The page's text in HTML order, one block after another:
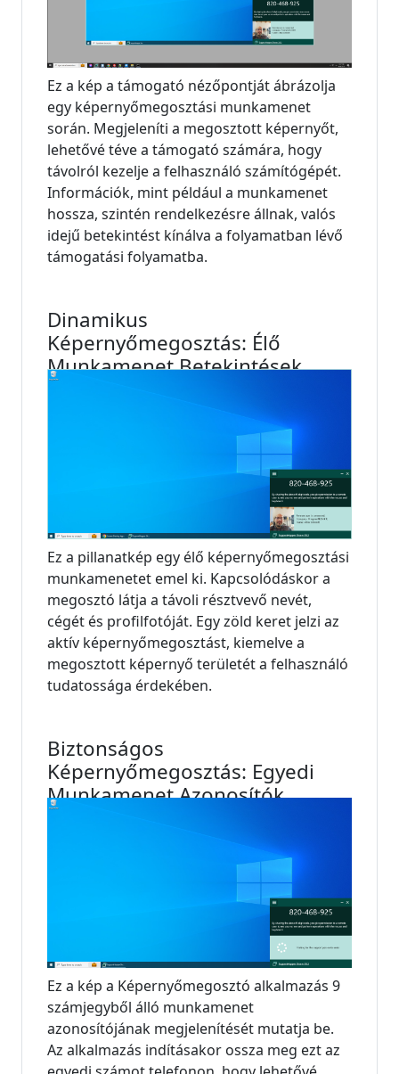
Ez a kép a támogató nézőpontját ábrázolja
egy képernyőmegosztási munkamenet
során. Megjeleníti a megosztott képernyőt,
lehetővé téve a támogató számára, hogy
távolról kezelje a felhasználó számítógépét.
Információk, mint például a munkamenet
hossza, szintén rendelkezésre állnak, valós
idejű betekintést kínálva a folyamatban lévő
támogatási folyamatba.
Dinamikus
Képernyőmegosztás: Élő
Munkamenet Betekintések
Ez a pillanatkép egy élő képernyőmegosztási
munkamenetet emel ki. Kapcsolódáskor a
megosztó látja a távoli résztvevő nevét,
cégét és profilfotóját. Egy zöld keret jelzi az
aktív képernyőmegosztást, kiemelve a
megosztott képernyő területét a felhasználó
tudatossága érdekében.
Biztonságos
Képernyőmegosztás: Egyedi
Munkamenet Azonosítók
Ez a kép a Képernyőmegosztó alkalmazás 9
számjegyből álló munkamenet
azonosítójának megjelenítését mutatja be.
Az alkalmazás indításakor ossza meg ezt az